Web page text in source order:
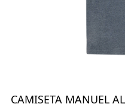
CAMISETA MANUEL